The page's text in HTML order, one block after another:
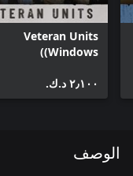
Veteran Units
(Windows)
٢٫١٠٠ د.ك.‏
الوصف